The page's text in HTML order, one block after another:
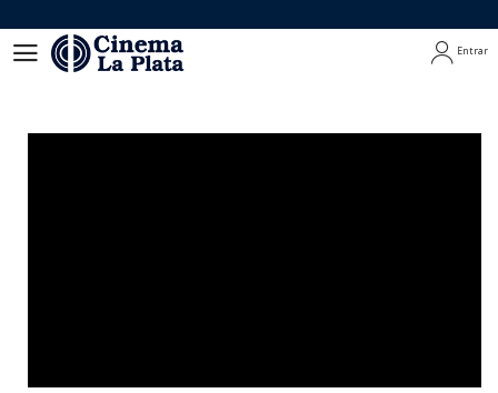
Entrar